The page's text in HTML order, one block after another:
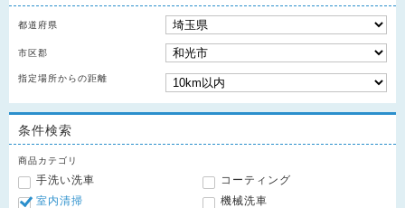
都道府県
市区郡
指定場所からの距離
条件検索
商品カテゴリ
手洗い洗車
コーティング
室内清掃
機械洗車